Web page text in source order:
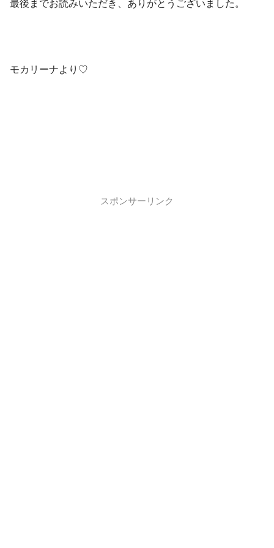
最後までお読みいただき、ありがとうございました。
モカリーナより♡
スポンサーリンク